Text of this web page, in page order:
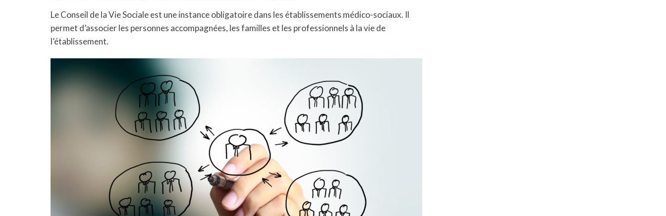
Le Conseil de la Vie Sociale est une instance obligatoire dans les établissements médico-sociaux. Il
permet d’associer les personnes accompagnées, les familles et les professionnels à la vie de
l’établissement.